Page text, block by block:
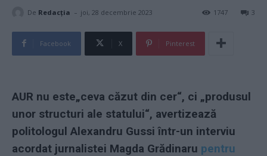
De Redacţia - joi, 28 decembrie 2023 3
1747
Facebook X Pinterest
AUR nu este„ceva căzut din cer“, ci „produsul
unor structuri ale statului“, avertizează
politologul Alexandru Gussi într-un interviu
acordat jurnalistei Magda Grădinaru pentru